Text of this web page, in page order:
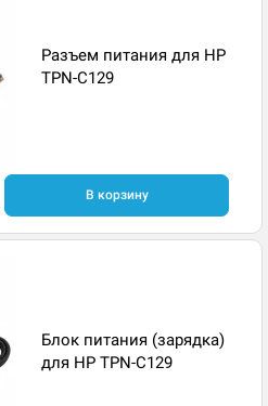
Разъем питания для HP
TPN-C129
В корзину
Блок питания (зарядка)
для HP TPN-C129